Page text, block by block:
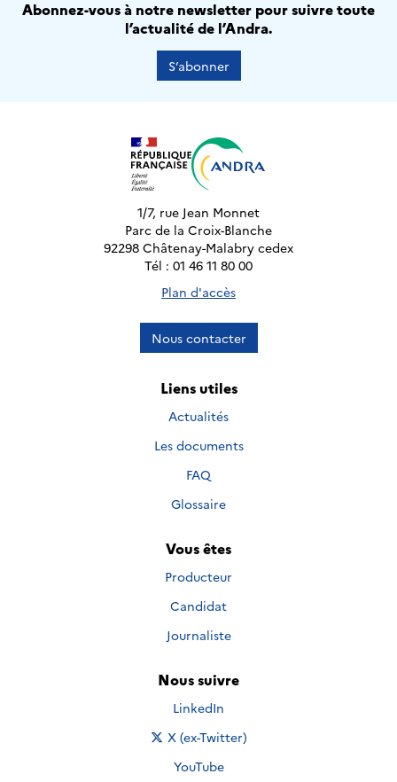
Abonnez-vous à notre newsletter pour suivre toute
l’actualité de l’Andra.
S’abonner
1/7, rue Jean Monnet
Parc de la Croix-Blanche
92298 Châtenay-Malabry cedex
Tél : 01 46 11 80 00
Plan d'accès
Nous contacter
Liens utiles
Actualités
Les documents
FAQ
Glossaire
Vous êtes
Producteur
Candidat
Journaliste
Nous suivre
Nous suivre sur
LinkedIn
Nous suivre sur
X (ex-Twitter)
Nous suivre sur
YouTube